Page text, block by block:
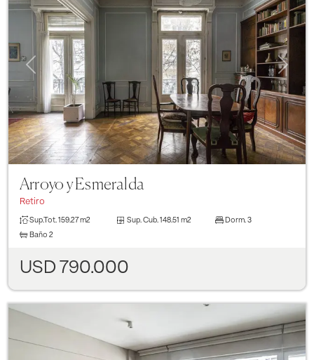
Previous Next
Arroyo y Esmeralda
Retiro
Sup.Tot. 159.27 m2 Sup. Cub. 148.51 m2 Dorm. 3
Baño 2
USD 790.000